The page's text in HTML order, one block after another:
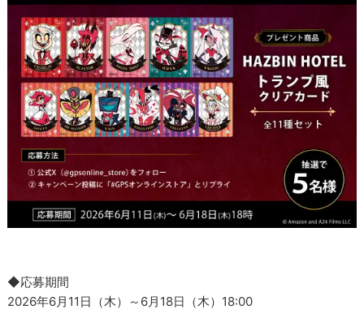
◆応募期間
2026年6月11日（木）～6月18日（木）18:00